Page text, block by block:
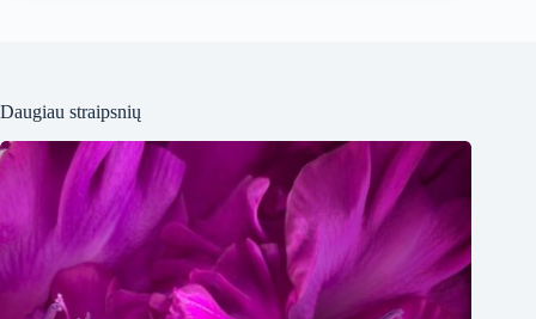
Daugiau straipsnių